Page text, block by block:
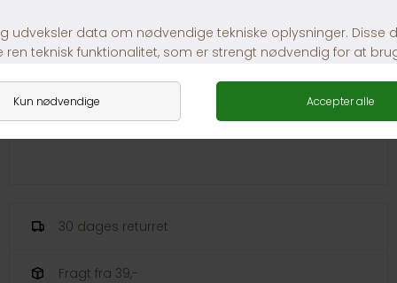
Link til loven om hundetegn:
https://www.retsinformation.dk/eli/lta/1969/496
30 dages returret
Fragt fra 39,-